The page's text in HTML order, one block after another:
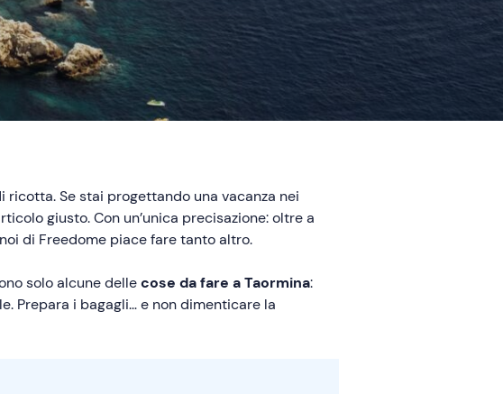
ricotta. Se stai progettando una vacanza nei
giusto. Con un’unica precisazione: oltre a
di Freedome piace fare tanto altro.
solo alcune dellecose da fare a Taormina:
Prepara i bagagli… e non dimenticare la